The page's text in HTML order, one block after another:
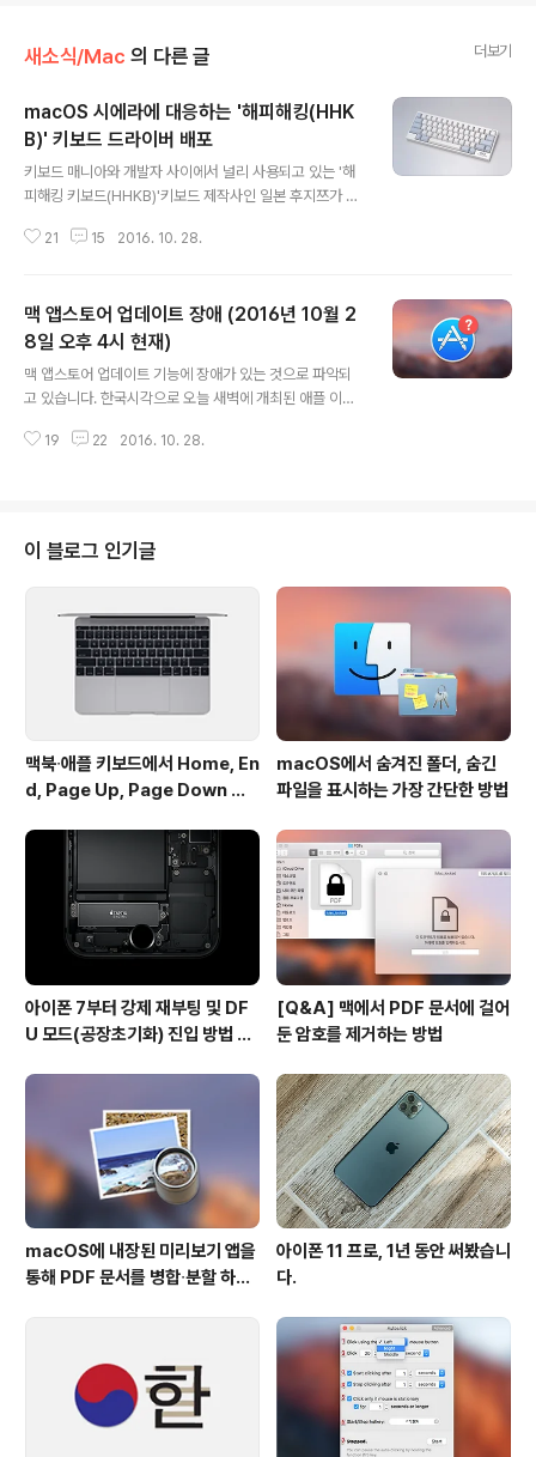
새소식/Mac 의 다른 글 더보기
macOS 시에라에 대응하는 '해피해킹(HHK
B)' 키보드 드라이버 배포
키보드 매니아와 개발자 사이에서 널리 사용되고 있는 '해
피해킹 키보드(HHKB)'키보드 제작사인 일본 후지쯔가 m
습니다. 드물게 특정 키가 작동하지 않거나 추출 키를 누른
았다고 합니다. 드라이버 설치가 필수는 아니지만, 혹 키보
드 사용에 문제를 겪고 계신 분은 맥용 드라이버를 설치해
보시기 바랍니다.드라이버는 해피해킹 모델에 따라 두 가
지 버전으로 제공됩니다. 아래 링크를 통해 현재 사용하고
를 열면 'Installer for X'라는 설치 프로그램을 찾을 수 있
21 15 2016. 10. 28.
맥 앱스토어 업데이트 장애 (2016년 10월 2
8일 오후 4시 현재)
맥 앱스토어 업데이트 기능에 장애가 있는 것으로 파악되
고 있습니다. 한국시각으로 오늘 새벽에 개최된 애플 이벤
히 이뤄지지 않고 일부 우리나라 사용자들도 장애를 겪고
서비스의 작동 현황을 알려주는 페이지에선 특별한 문제가
없는 것으로 나오고 있지만, 적지 않은 사용자들이 같은 증
상을 호소하고 있습니다. 다만, 업데이트가 잘 된다는 의견
도 있어서 모든 사용자들에게 발생하는 문제는 아닌 것으
로 보입니다. 백투더맥 트위터 계정으로 제보를 해주신 분
들에 따르면 △ 맥 앱스토어 구입목록 탭에 들어..
19 22 2016. 10. 28.
이 블로그 인기글
맥북∙애플 키보드에서 Home, En
d, Page Up, Page Down 키
macOS에서 숨겨진 폴더, 숨긴
파일을 표시하는 가장 간단한 방법
아이폰 7부터 강제 재부팅 및 DF
U 모드(공장초기화) 진입 방법 변
[Q&A] 맥에서 PDF 문서에 걸어
둔 암호를 제거하는 방법
macOS에 내장된 미리보기 앱을
통해 PDF 문서를 병합∙분할 하는
아이폰 11 프로, 1년 동안 써봤습니
다.